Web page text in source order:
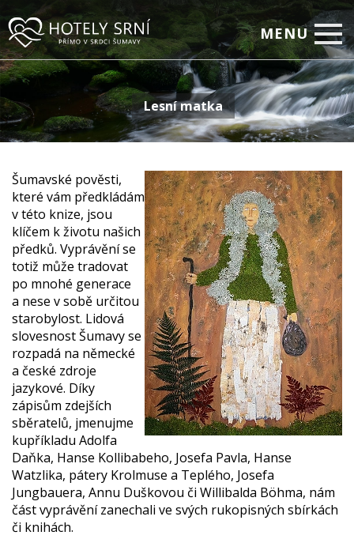
MENU
Home
Pokoje
Relax
Firemní setkávání
Restaurace
Akční nabídky
Fotogalerie
On-line rezervace
Kontakty
Lesní matka
Šumavské pověsti,
které vám předkládám
v této knize, jsou
klíčem k životu našich
předků. Vyprávění se
totiž může tradovat
po mnohé generace
a nese v sobě určitou
starobylost. Lidová
slovesnost Šumavy se
rozpadá na německé
a české zdroje
jazykové. Díky
zápisům zdejších
sběratelů, jmenujme
kupříkladu Adolfa
Daňka, Hanse Kollibabeho, Josefa Pavla, Hanse
Watzlika, pátery Krolmuse a Teplého, Josefa
Jungbauera, Annu Duškovou či Willibalda Böhma, nám
část vyprávění zanechali ve svých rukopisných sbírkách
či knihách.